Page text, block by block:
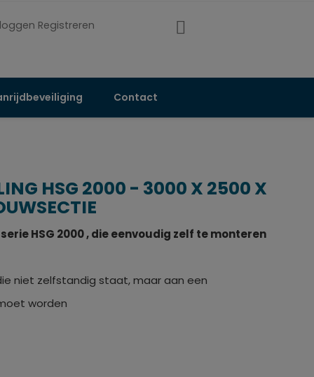
Registreren
Contact
HSG 2000 - 3000 X 2500 X
HSG 2000 , die eenvoudig zelf te monteren
niet zelfstandig staat, maar aan een
worden